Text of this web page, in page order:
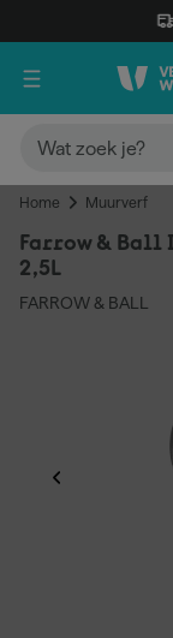
Home Muurverf
Farrow & Ball
2,5L
FARROW & BALL